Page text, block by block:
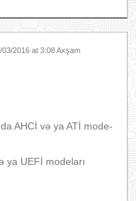
03/2016 at 3:08 Axşam
AHCİ və ya ATİ mode-
ya UEFİ modeları